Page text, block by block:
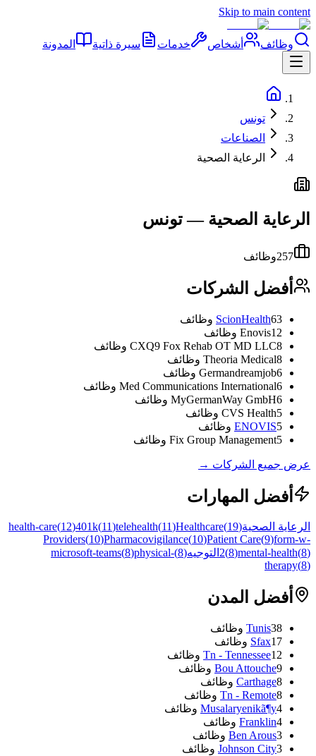
Skip to main content
وظائف أشخاص خدمات سيرة ذاتية المدونة
تونس
الصناعات
الرعاية الصحية
الرعاية الصحية —تونس
257وظائف
أفضل الشركات
ScionHealth63
وظائف
Enovis12
وظائف
CXQ9 Fox Rehab OT MD LLC8
وظائف
Theoria Medical8
وظائف
Germandreamjob6
وظائف
Med Communications International6
وظائف
MyGermanWay GmbH6
وظائف
CVS Health5
وظائف
ENOVIS5
وظائف
Fix Group Management5 وظائف
عرض جميع الشركات →
أفضل المهارات
الرعاية الصحية(
19
)
health-care(12)401k(11)telehealth(11)Healthcare
Providers(10)Pharmacovigilance(10)Patient Care(9)form-w-
2(8)mental-health(8) التوجيه(
8
)
microsoft-teams(8)physical-
therapy(8)
أفضل المدن
Tunis38
وظائف
Sfax17
وظائف
Tn - Tennessee12
وظائف
Bou Attouche9
وظائف
Carthage8
وظائف
Tn - Remote8
وظائف
Musalaryenikã¶y4
وظائف
Franklin4
وظائف
Ben Arous3
وظائف
Johnson City3 وظائف